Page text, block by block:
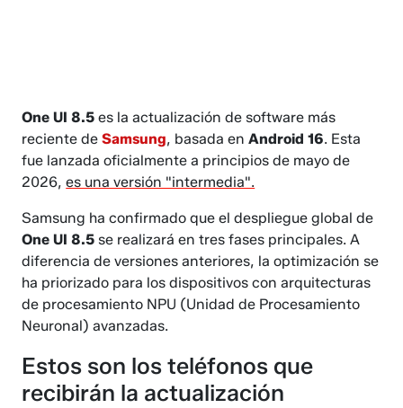
One UI 8.5 es la actualización de software más
reciente deSamsung, basada enAndroid 16. Esta
fue lanzada oficialmente a principios de mayo de
2026,es una versión "intermedia".
Samsung ha confirmado que el despliegue global de
One UI 8.5 se realizará en tres fases principales. A
diferencia de versiones anteriores, la optimización se
ha priorizado para los dispositivos con arquitecturas
de procesamiento NPU (Unidad de Procesamiento
Neuronal) avanzadas.
Estos son los teléfonos que
recibirán la actualización